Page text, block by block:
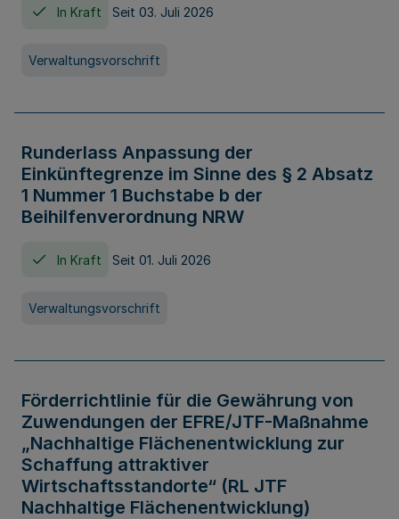
In Kraft Seit 03. Juli 2026
Verwaltungsvorschrift
Runderlass Anpassung der
Einkünftegrenze im Sinne des § 2 Absatz
1 Nummer 1 Buchstabe b der
Beihilfenverordnung NRW
In Kraft Seit 01. Juli 2026
Verwaltungsvorschrift
Förderrichtlinie für die Gewährung von
Zuwendungen der EFRE/JTF-Maßnahme
„Nachhaltige Flächenentwicklung zur
Schaffung attraktiver
Wirtschaftsstandorte“ (RL JTF
Nachhaltige Flächenentwicklung)